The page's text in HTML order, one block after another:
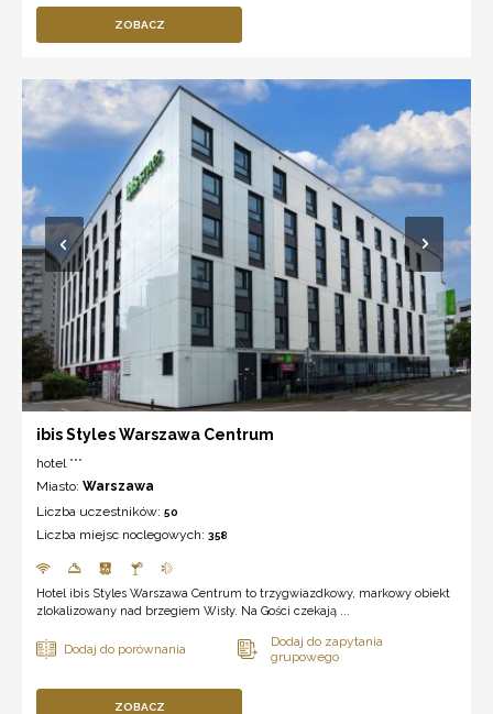
ZOBACZ
ibis Styles Warszawa Centrum
hotel ***
Miasto: Warszawa
Liczba uczestników: 50
Liczba miejsc noclegowych: 358
Hotel ibis Styles Warszawa Centrum to trzygwiazdkowy, markowy obiekt
zlokalizowany nad brzegiem Wisły. Na Gości czekają ...
ZOBACZ